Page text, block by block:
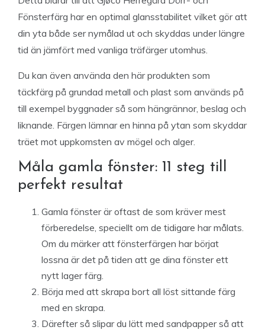
Fönsterfärg har en optimal glansstabilitet vilket gör att
din yta både ser nymålad ut och skyddas under längre
tid än jämfört med vanliga träfärger utomhus.
Du kan även använda den här produkten som
täckfärg på grundad metall och plast som används på
till exempel byggnader så som hängrännor, beslag och
liknande. Färgen lämnar en hinna på ytan som skyddar
träet mot uppkomsten av mögel och alger.
Måla gamla fönster: 11 steg till
perfekt resultat
Gamla fönster är oftast de som kräver mest
förberedelse, speciellt om de tidigare har målats.
Om du märker att fönsterfärgen har börjat
lossna är det på tiden att ge dina fönster ett
nytt lager färg.
Börja med att skrapa bort all löst sittande färg
med en skrapa.
Därefter så slipar du lätt med sandpapper så att